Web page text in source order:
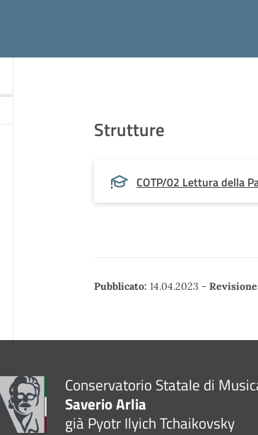
Strutture
COTP/02 Lettura della
Pubblicato: 14.04.2023 -
Conservatorio Statale di
Saverio Arlia
già Pyotr Ilyich Tchaikovsky